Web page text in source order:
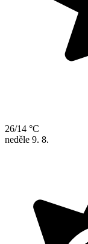
26/14 °C
neděle 9. 8.